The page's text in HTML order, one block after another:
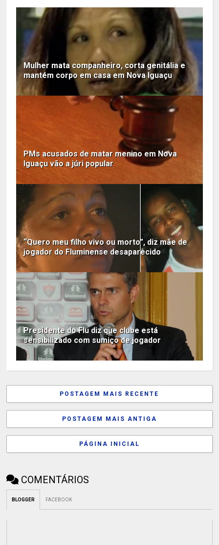
Mulher mata companheiro, corta genitália e
mantém corpo em casa em Nova Iguaçu
PMs acusados de matar menino em Nova
Iguaçu vão a júri popular
“Quero meu filho vivo ou morto”, diz mãe de
jogador do Fluminense desaparecido
Presidente do Flu diz que clube está
sensibilizado com sumiço de jogador
POSTAGEM MAIS RECENTE
POSTAGEM MAIS ANTIGA
PÁGINA INICIAL
COMENTÁRIOS
BLOGGER FACEBOOK